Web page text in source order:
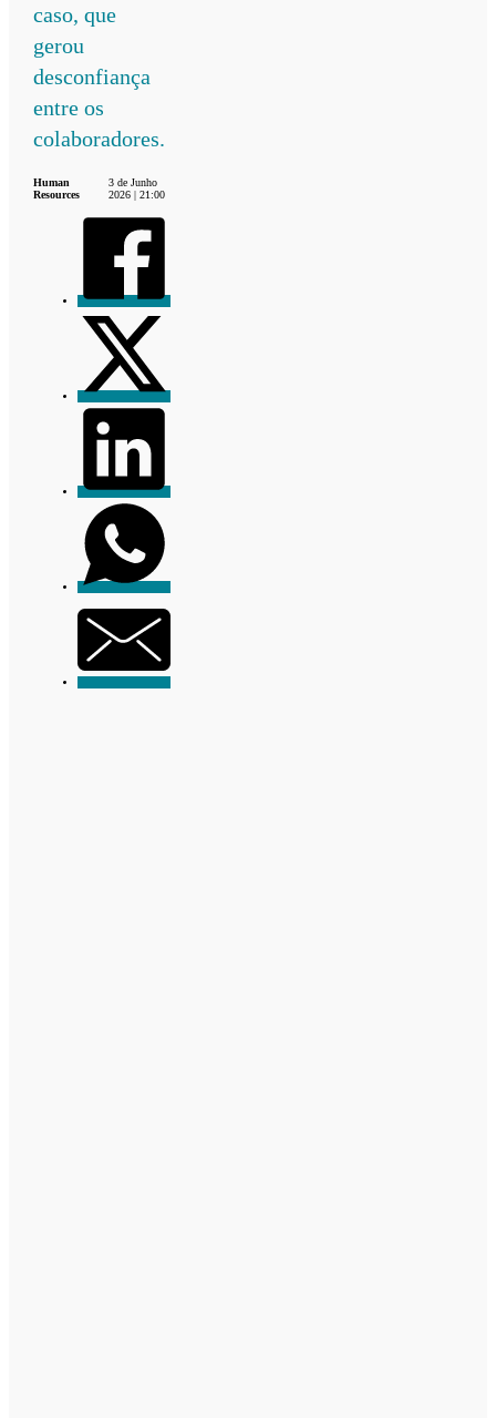
caso, que
gerou
desconfiança
entre os
colaboradores.
Human
Resources
3 de Junho
2026 | 21:00